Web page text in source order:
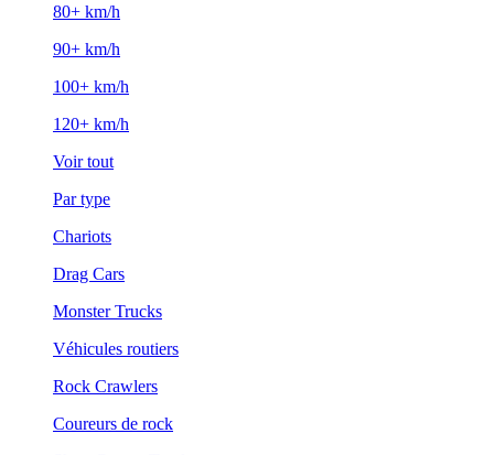
80+ km/h
90+ km/h
100+ km/h
120+ km/h
Voir tout
Par type
Chariots
Drag Cars
Monster Trucks
Véhicules routiers
Rock Crawlers
Coureurs de rock